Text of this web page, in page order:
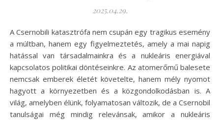
2025.04.29.
A Csernobili katasztrófa nem csupán egy tragikus esemény
a múltban, hanem egy figyelmeztetés, amely a mai napig
hatással van társadalmainkra és a nukleáris energiával
kapcsolatos politikai döntéseinkre. Az atomerőmű balesete
nemcsak emberek életét követelte, hanem mély nyomot
hagyott a környezetben és a közgondolkodásban is. A
világ, amelyben élünk, folyamatosan változik, de a Csernobil
tanulságai még mindig relevánsak, amikor a nukleáris